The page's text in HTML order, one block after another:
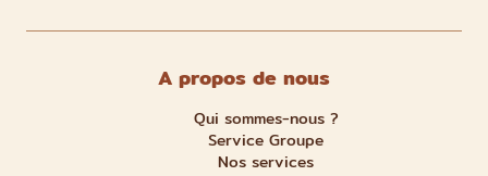
A propos de nous
Qui sommes-nous ?
Service Groupe
Nos services